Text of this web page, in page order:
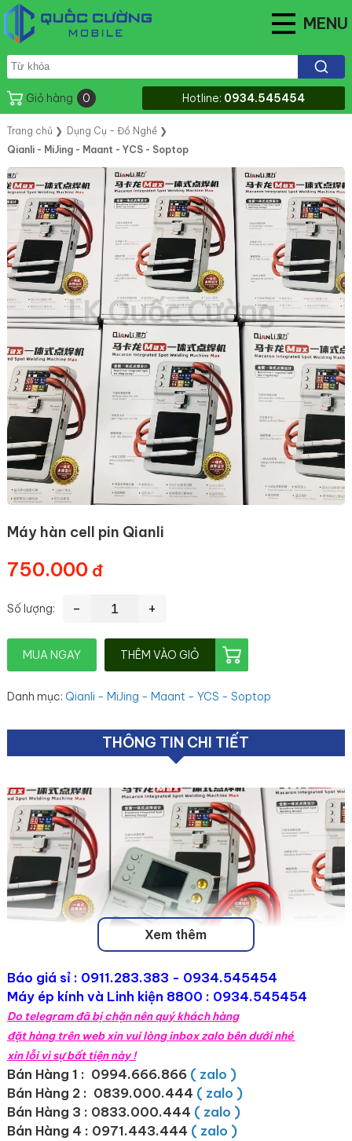
MENU
Giỏ hàng 0 Hotline: 0934.545454
Trang chủ ❯ Dụng Cụ - Đồ Nghề❯
Qianli - MiJing - Maant - YCS - Soptop
Máy hàn cell pin Qianli
750.000
Số lượng: - +
MUA NGAY THÊM VÀO GIỎ
Danh mục: Qianli - MiJing - Maant - YCS - Soptop
THÔNG TIN CHI TIẾT
Xem thêm
Báo giá sỉ : 0911.283.383 - 0934.545454
Máy ép kính và Linh kiện 8800 : 0934.545454
Do telegram đã bị chặn nên quý khách hàng
đặt hàng trên web xin vui lòng inbox zalo bên dưới nhé
xin lỗi vì sự bất tiện này !
Bán Hàng 1 : 0994.666.866 ( zalo )
Bán Hàng 2 : 0839.000.444 ( zalo )
Bán Hàng 3 : 0833.000.444 ( zalo )
Bán Hàng 4 : 0971.443.444 ( zalo )